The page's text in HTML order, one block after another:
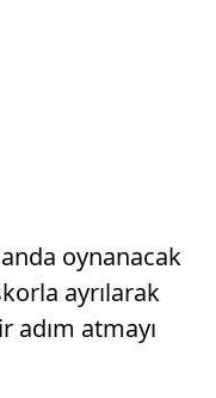
oynanacak
ayrılarak
atmayı